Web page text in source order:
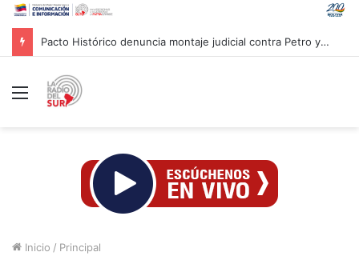
Pacto Histórico denuncia montaje judicial contra Petro y Cepeda
Menú
Inicio / Principal